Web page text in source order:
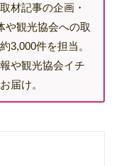
材記事の企画・
や観光協会への取
3,000件を担当。
や観光協会イチ
届け。